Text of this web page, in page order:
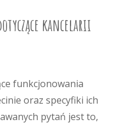
kancelarii
funkcjonowania
oraz specyfiki ich
pytań jest to,